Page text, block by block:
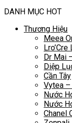
DANH MỤC HOT
Thương Hiệu
Meea
Lro’Cre
Dr Mai
Diệp
Cần Tây
Vytea –
Nước
Nước
Chanel